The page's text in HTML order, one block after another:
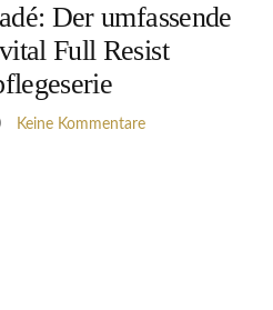
Der umfassende
Full Resist
Keine Kommentare